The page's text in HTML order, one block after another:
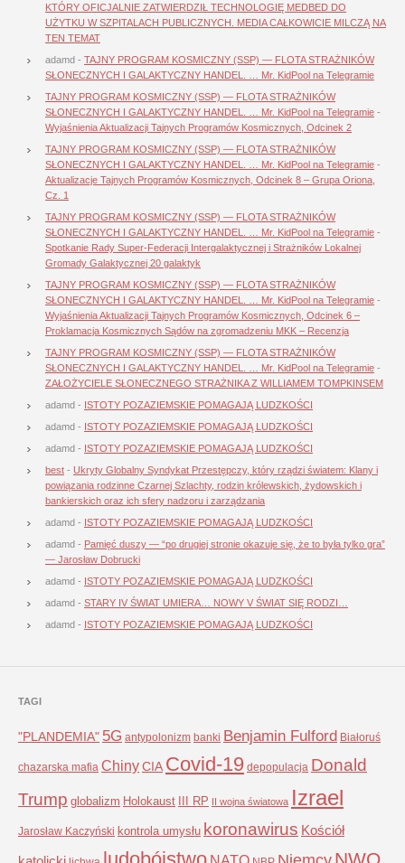
KTÓRY OFICJALNIE ZATWIERDZIŁ TECHNOLOGIĘ MEDBED DO
UŻYTKU W SZPITALACH PUBLICZNYCH. MEDIA CAŁKOWICIE MILCZĄ NA
TEN TEMAT
adamd - TAJNY PROGRAM KOSMICZNY (SSP) — FLOTA STRAŻNIKÓW
SŁONECZNYCH I GALAKTYCZNY HANDEL. … Mr. KidPool na Telegramie
TAJNY PROGRAM KOSMICZNY (SSP) — FLOTA STRAŻNIKÓW
SŁONECZNYCH I GALAKTYCZNY HANDEL. … Mr. KidPool na Telegramie -
Wyjaśnienia Aktualizacji Tajnych Programów Kosmicznych, Odcinek 2
TAJNY PROGRAM KOSMICZNY (SSP) — FLOTA STRAŻNIKÓW
SŁONECZNYCH I GALAKTYCZNY HANDEL. … Mr. KidPool na Telegramie -
Aktualizacje Tajnych Programów Kosmicznych, Odcinek 8 – Grupa Oriona,
Cz. 1
TAJNY PROGRAM KOSMICZNY (SSP) — FLOTA STRAŻNIKÓW
SŁONECZNYCH I GALAKTYCZNY HANDEL. … Mr. KidPool na Telegramie -
Spotkanie Rady Super-Federacji Intergalaktycznej i Strażników Lokalnej
Gromady Galaktycznej 20 galaktyk
TAJNY PROGRAM KOSMICZNY (SSP) — FLOTA STRAŻNIKÓW
SŁONECZNYCH I GALAKTYCZNY HANDEL. … Mr. KidPool na Telegramie -
Wyjaśnienia Aktualizacji Tajnych Programów Kosmicznych, Odcinek 6 –
Proklamacja Kosmicznych Sądów na zgromadzeniu MKK – Recenzja
TAJNY PROGRAM KOSMICZNY (SSP) — FLOTA STRAŻNIKÓW
SŁONECZNYCH I GALAKTYCZNY HANDEL. … Mr. KidPool na Telegramie -
ZAŁOŻYCIELE SŁONECZNEGO STRAŻNIKA Z WILLIAMEM TOMPKINSEM
adamd - ISTOTY POZAZIEMSKIE POMAGAJĄ LUDZKOŚCI
adamd - ISTOTY POZAZIEMSKIE POMAGAJĄ LUDZKOŚCI
adamd - ISTOTY POZAZIEMSKIE POMAGAJĄ LUDZKOŚCI
best - Ukryty Globalny Syndykat Przestępczy, który rządzi światem: Klany i
powiązania rodzinne Czarnej Szlachty, rodzin królewskich, żydowskich i
bankierskich oraz ich sfery nadzoru i zarządzania
adamd - ISTOTY POZAZIEMSKIE POMAGAJĄ LUDZKOŚCI
adamd - Pamięć duszy — “po drugiej stronie okazuje się, że to była tylko gra”
— Jarosław Dobrucki
adamd - ISTOTY POZAZIEMSKIE POMAGAJĄ LUDZKOŚCI
adamd - STARY IV ŚWIAT UMIERA… NOWY V ŚWIAT SIĘ RODZI…
adamd - ISTOTY POZAZIEMSKIE POMAGAJĄ LUDZKOŚCI
TAGI
"PLANDEMIA" 5G antypolonizm banki Benjamin Fulford Białoruś
chazarska mafia ChinyCIA Covid-19 depopulacja Donald
Trump globalizm Holokaust III RP II wojna światowa Izrael
Jarosław Kaczyński kontrola umysłu koronawirus Kościół
NWO